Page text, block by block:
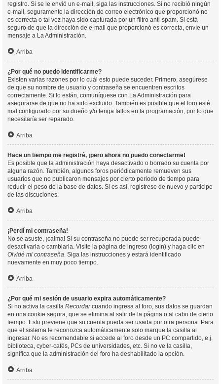
registro. Si se le envió un e-mail, siga las instrucciones. Si no recibió ningún
e-mail, seguramente la dirección de correo electrónico que proporcionó no
es correcta o tal vez haya sido capturada por un filtro anti-spam. Si está
seguro de que la dirección de e-mail que proporcionó es correcta, envíe un
mensaje a La Administración.
Arriba
¿Por qué no puedo identificarme?
Existen varias razones por lo cuál esto puede suceder. Primero, asegúrese
de que su nombre de usuario y contraseña se encuentren escritos
correctamente. Si lo están, comuníquese con La Administración para
asegurarse de que no ha sido excluido. También es posible que el foro esté
mal configurado por su dueño y/o tenga fallos en la programación, por lo que
necesitaría ser reparado.
Arriba
Hace un tiempo me registré, ¡pero ahora no puedo conectarme!
Es posible que la administración haya desactivado o borrado su cuenta por
alguna razón. También, algunos foros periódicamente remueven sus
usuarios que no publicaron mensajes por cierto periodo de tiempo para
reducir el peso de la base de datos. Si es así, registrese de nuevo y participe
de las discuciones.
Arriba
¡Perdí mi contraseña!
No se asuste, ¡calma! Si su contraseña no puede ser recuperada puede
desactivarla o cambiarla. Visite la página de ingreso (login) y haga clic en
Olvidé mi contraseña. Siga las instrucciones y estará identificado
nuevamente en muy poco tiempo.
Arriba
¿Por qué mi sesión de usuario expira automáticamente?
Si no activa la casilla Recordarcuando ingresa al foro, sus datos se guardan
en una cookie segura, que se elimina al salir de la página o al cabo de cierto
tiempo. Esto previene que su cuenta pueda ser usada por otra persona. Para
que el sistema le reconozca automáticamente solo marque la casilla al
ingresar. No es recomendable si accede al foro desde un PC compartido, e.j.
biblioteca, cyber-cafés, PCs de universidades, etc. Si no ve la casilla,
significa que la administración del foro ha deshabilitado la opción.
Arriba